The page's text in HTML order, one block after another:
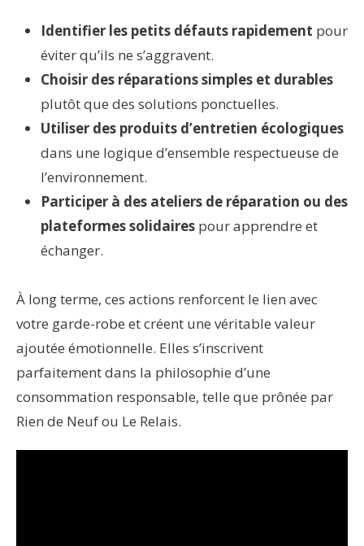
Identifier les petits défauts rapidement pour
éviter qu’ils ne s’aggravent.
Choisir des réparations simples et durables
plutôt que des solutions ponctuelles.
Utiliser des produits d’entretien écologiques
dans une logique d’ensemble respectueuse de
l’environnement.
Participer à des ateliers de réparation ou des
plateformes solidaires pour apprendre et
échanger.
À long terme, ces actions renforcent le lien avec
votre garde-robe et créent une véritable valeur
ajoutée émotionnelle. Elles s’inscrivent
parfaitement dans la philosophie d’une
consommation responsable, telle que prônée par
Rien de Neuf ou Le Relais.